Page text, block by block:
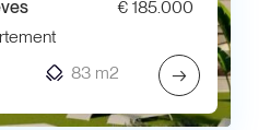
€ 185.000
83 m2 →